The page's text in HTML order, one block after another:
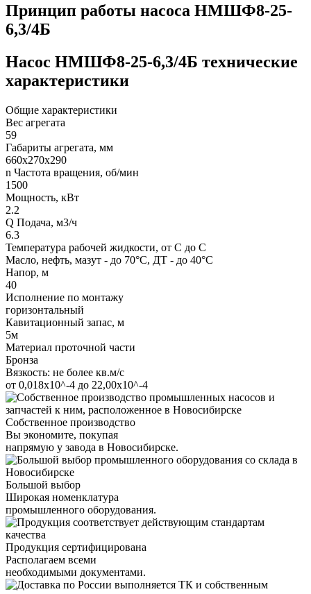
Принцип работы насоса НМШФ8-25-
6,3/4Б
Насос НМШФ8-25-6,3/4Б технические
характеристики
Общие характеристики
Вес агрегата
59
Габариты агрегата, мм
660х270х290
n Частота вращения, об/мин
1500
Мощность, кВт
2.2
Q Подача, м3/ч
6.3
Температура рабочей жидкости, от С до С
Масло, нефть, мазут - до 70°С, ДТ - до 40°С
Напор, м
40
Исполнение по монтажу
горизонтальный
Кавитационный запас, м
5м
Материал проточной части
Бронза
Вязкость: не более кв.м/с
от 0,018х10^-4 до 22,00х10^-4
Собственное производство
Вы экономите, покупая
напрямую у завода в Новосибирске.
Большой выбор
Широкая номенклатура
промышленного оборудования.
Продукция сертифицирована
Располагаем всеми
необходимыми документами.